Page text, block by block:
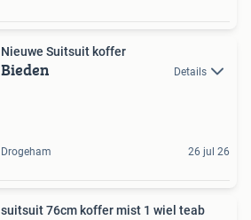
Nieuwe Suitsuit koffer
Bieden Details
Drogeham 26 jul 26
suitsuit 76cm koffer mist 1 wiel teab